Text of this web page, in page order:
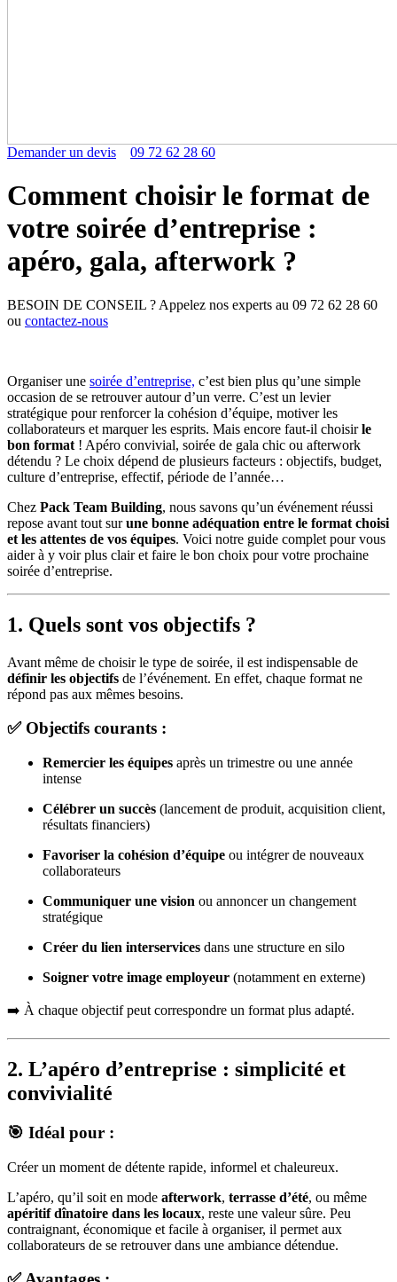
Demander un devis 09 72 62 28 60
Comment choisir le format de
votre soirée d’entreprise :
apéro, gala, afterwork ?
BESOIN DE CONSEIL ? Appelez nos experts au 09 72 62 28 60
ou contactez-nous
Organiser une soirée d’entreprise, c’est bien plus qu’une simple
occasion de se retrouver autour d’un verre. C’est un levier
stratégique pour renforcer la cohésion d’équipe, motiver les
collaborateurs et marquer les esprits. Mais encore faut-il choisirle
bon format ! Apéro convivial, soirée de gala chic ou afterwork
détendu ? Le choix dépend de plusieurs facteurs : objectifs, budget,
culture d’entreprise, effectif, période de l’année…
Chez Pack Team Building, nous savons qu’un événement réussi
repose avant tout surune bonne adéquation entre le format choisi
et les attentes de vos équipes. Voici notre guide complet pour vous
aider à y voir plus clair et faire le bon choix pour votre prochaine
soirée d’entreprise.
1. Quels sont vos objectifs ?
Avant même de choisir le type de soirée, il est indispensable de
définir les objectifs de l’événement. En effet, chaque format ne
répond pas aux mêmes besoins.
✅ Objectifs courants :
Remercier les équipes après un trimestre ou une année
intense
Célébrer un succès (lancement de produit, acquisition client,
résultats financiers)
Favoriser la cohésion d’équipe ou intégrer de nouveaux
collaborateurs
Communiquer une vision ou annoncer un changement
stratégique
Créer du lien interservices dans une structure en silo
Soigner votre image employeur (notamment en externe)
➡️ À chaque objectif peut correspondre un format plus adapté.
2. L’apéro d’entreprise : simplicité et
convivialité
🎯 Idéal pour :
Créer un moment de détente rapide, informel et chaleureux.
L’apéro, qu’il soit en mode afterwork, terrasse d’été, ou même
apéritif dînatoire dans les locaux, reste une valeur sûre. Peu
contraignant, économique et facile à organiser, il permet aux
collaborateurs de se retrouver dans une ambiance détendue.